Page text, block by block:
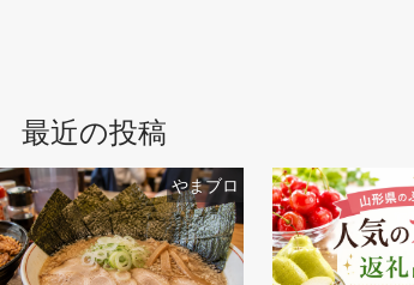
最近の投稿
やまブロ